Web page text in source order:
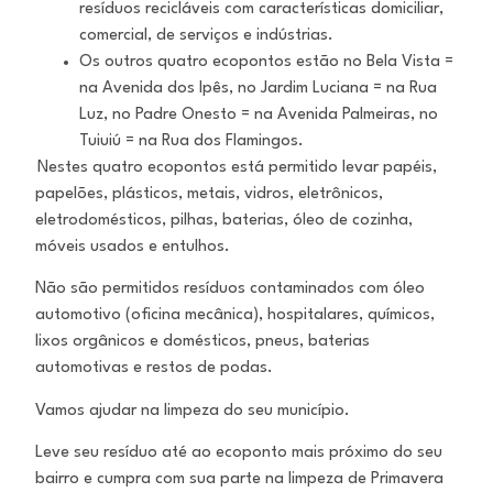
resíduos recicláveis com características domiciliar,
comercial, de serviços e indústrias.
Os outros quatro ecopontos estão no Bela Vista =
na Avenida dos Ipês, no Jardim Luciana = na Rua
Luz, no Padre Onesto = na Avenida Palmeiras, no
Tuiuiú = na Rua dos Flamingos.
Nestes quatro ecopontos está permitido levar papéis,
papelões, plásticos, metais, vidros, eletrônicos,
eletrodomésticos, pilhas, baterias, óleo de cozinha,
móveis usados e entulhos.
Não são permitidos resíduos contaminados com óleo
automotivo (oficina mecânica), hospitalares, químicos,
lixos orgânicos e domésticos, pneus, baterias
automotivas e restos de podas.
Vamos ajudar na limpeza do seu município.
Leve seu resíduo até ao ecoponto mais próximo do seu
bairro e cumpra com sua parte na limpeza de Primavera